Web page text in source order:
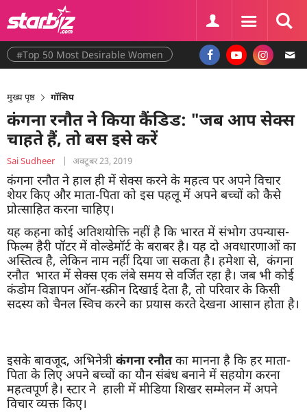
#Top 50 Most Desirable Women
मुख्य पृष्ठ गॉसिप
कंगना रनौत ने किया कैंडिड: "जब आप सेक्स
चाहते हैं, तो बस इसे करें
Sai Sudheer | अक्टूबर 23, 2019
कंगना रनौत ने हाल ही में सेक्स करने के महत्व पर अपने विचार
शेयर किए और माता-पिता को इस पहलू में अपने बच्चों को कैसे
प्रोत्साहित करना चाहिए।
यह कहना कोई अतिशयोक्ति नहीं है कि भारत में संभोग उपन्यास-
फिल्म हैरी पॉटर में वोल्डेमॉर्ट के बराबर है। यह दो अवधारणाओं का
अस्तित्व है, लेकिन नाम नहीं दिया जा सकता है। हमेशा से, कंगना
रनौत भारत में सेक्स एक लंबे समय से वर्जित रहा है। जब भी कोई
कंडोम विज्ञापन ऑन-स्क्रीन दिखाई देता है, तो परिवार के किसी
सदस्य को चैनल स्विच करने का प्रयास करते देखना आसान होता है।
इसके बावजूद, अभिनेत्री कंगना रनौतका मानना ​​है कि हर माता-
पिता के लिए अपने बच्चों का यौन संबंध बनाने में सहयोग करना
महत्वपूर्ण है। स्टार ने हाली में मीडिया शिखर सम्मेलन में अपने
विचार व्यक्त किए।